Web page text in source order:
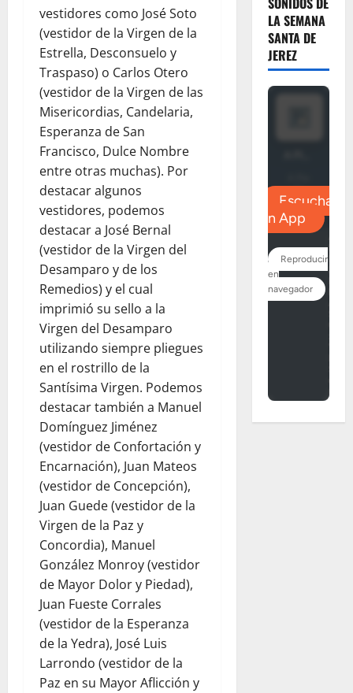
vestidores como José Soto
(vestidor de la Virgen de la
Estrella, Desconsuelo y
Traspaso) o Carlos Otero
(vestidor de la Virgen de las
Misericordias, Candelaria,
Esperanza de San
Francisco, Dulce Nombre
entre otras muchas). Por
destacar algunos
vestidores, podemos
destacar a José Bernal
(vestidor de la Virgen del
Desamparo y de los
Remedios) y el cual
imprimió su sello a la
Virgen del Desamparo
utilizando siempre pliegues
en el rostrillo de la
Santísima Virgen. Podemos
destacar también a Manuel
Domínguez Jiménez
(vestidor de Confortación y
Encarnación), Juan Mateos
(vestidor de Concepción),
Juan Guede (vestidor de la
Virgen de la Paz y
Concordia), Manuel
González Monroy (vestidor
de Mayor Dolor y Piedad),
Juan Fueste Corrales
(vestidor de la Esperanza
de la Yedra), José Luis
Larrondo (vestidor de la
Paz en su Mayor Aflicción y
LA SEMANA
SANTA DE
JEREZ